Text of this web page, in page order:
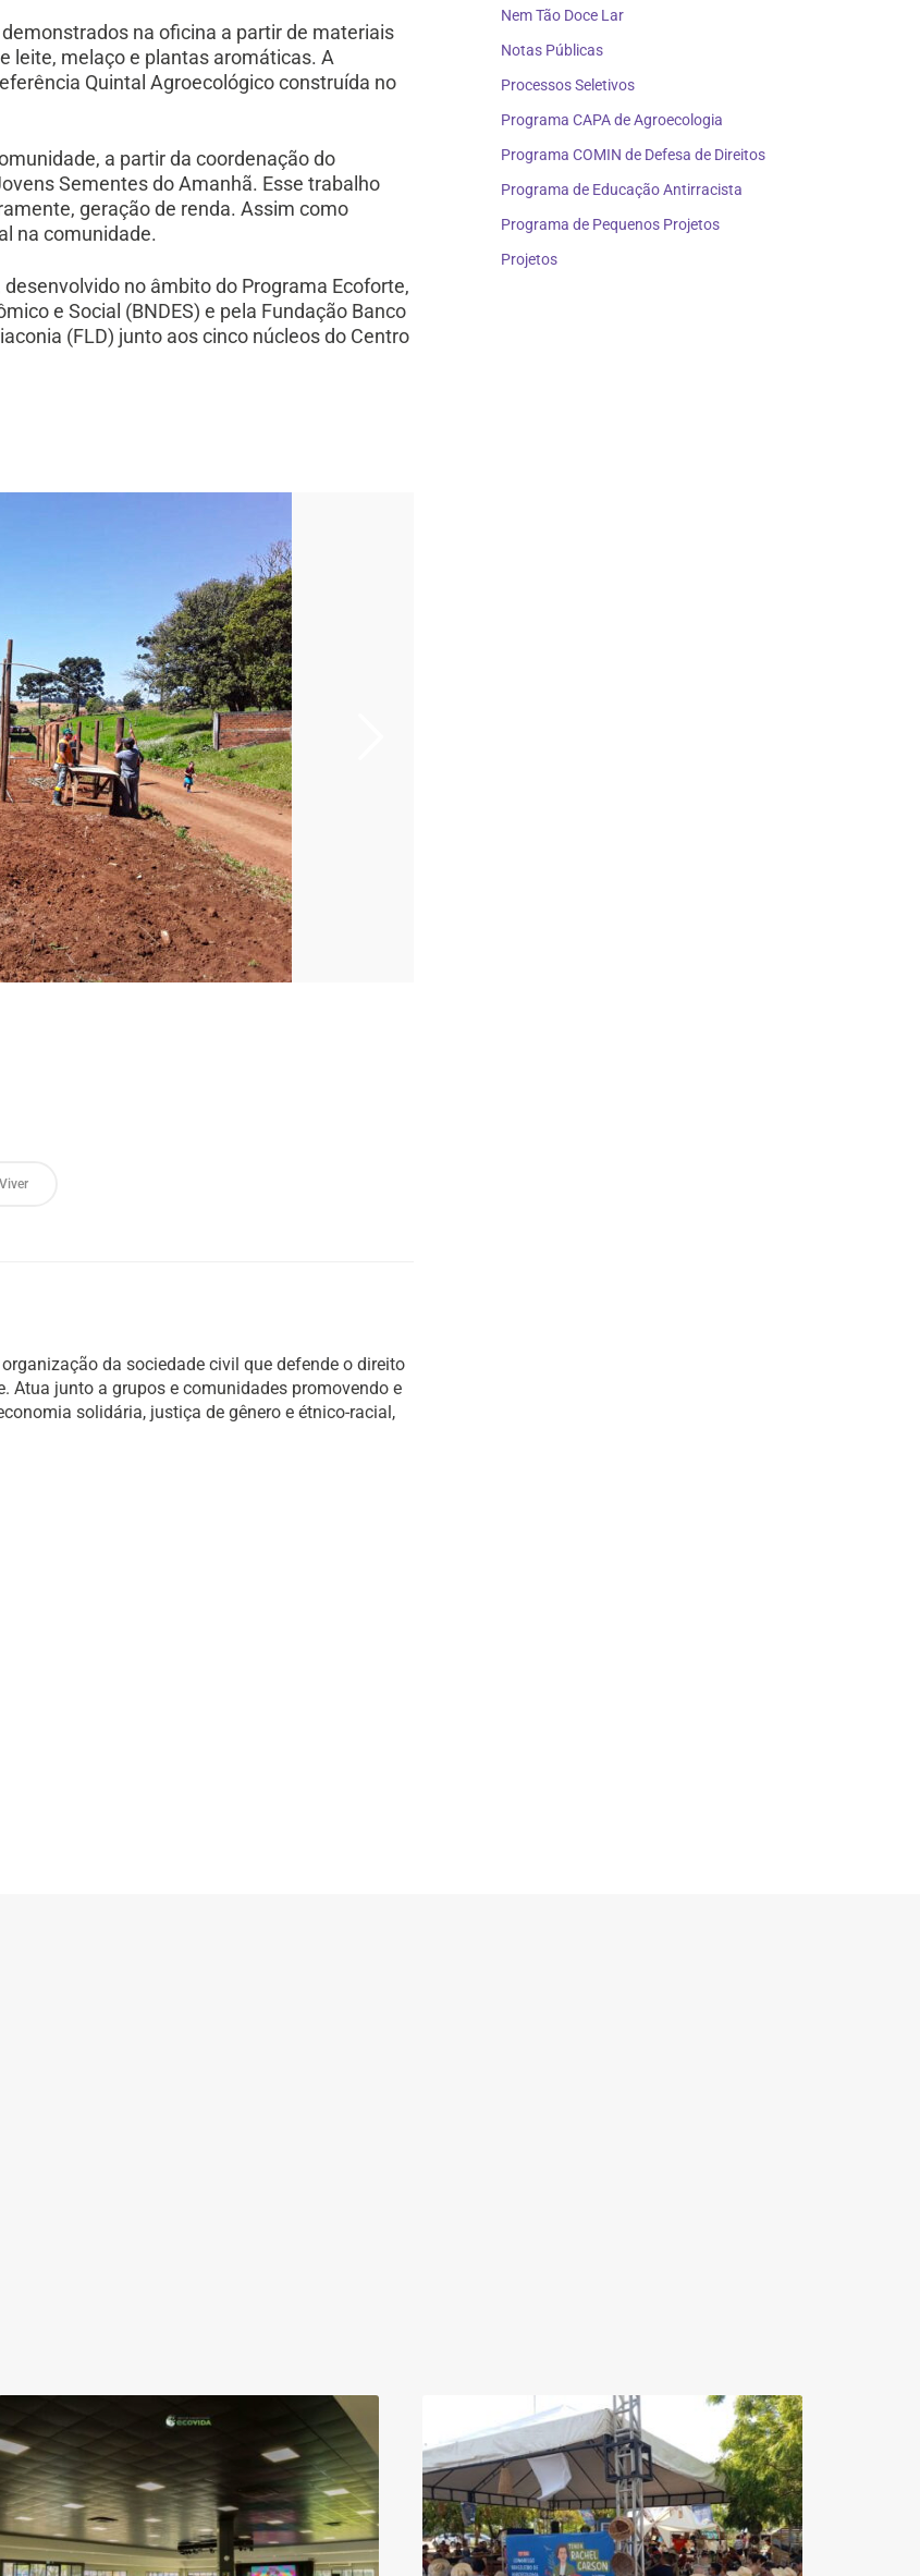
na oficina a partirde materiais
leite, melaço e plantas aromáticas. A
Quintal Agroecológico construída no
a partir da coordenação do
Sementes do Amanhã. Esse trabalho
geração de renda. Assim como
na comunidade.
no âmbito do Programa Ecoforte,
e Social (BNDES) e pela Fundação Banco
(FLD) junto aos cinco núcleos do Centro
da sociedade civil que defende o direito
Atua junto a grupos e comunidades promovendo e
solidária, justiça de gênero e étnico-racial,
Nem Tão Doce Lar
Notas Públicas
Processos Seletivos
Programa CAPA de Agroecologia
Programa COMIN de Defesa de Direitos
Programa de Educação Antirracista
Programa de Pequenos Projetos
Projetos